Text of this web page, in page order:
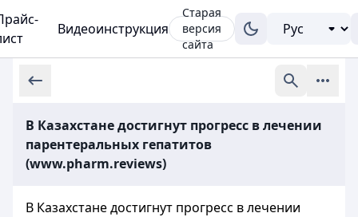
Видеоинструкция
Старая
версия
сайта
В Казахстане достигнут прогресс в лечении
парентеральных гепатитов
(www.pharm.reviews)
В Казахстане достигнут прогресс в лечении